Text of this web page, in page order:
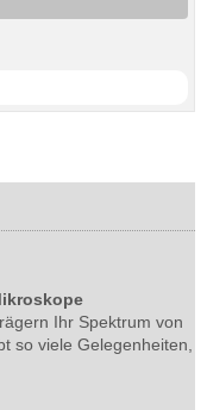
Ihr Spektrum von
so viele Gelegenheiten,